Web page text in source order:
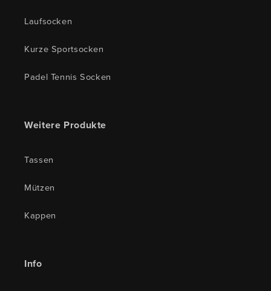
Laufsocken
Kurze Sportsocken
Padel Tennis Socken
Weitere Produkte
Tassen
Mützen
Kappen
Info